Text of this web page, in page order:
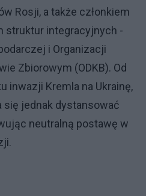
Rosji, a także członkiem
struktur integracyjnych -
i Organizacji
Zbiorowym (ODKB). Od
inwazji Kremla na Ukrainę,
się jednak dystansować
neutralną postawę w